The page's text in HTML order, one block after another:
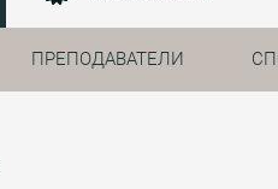
ПРЕПОДАВАТЕЛИ